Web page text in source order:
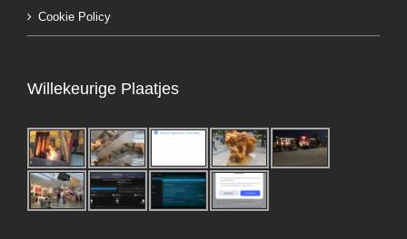
Cookie Policy
Willekeurige Plaatjes